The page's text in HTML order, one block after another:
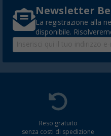
Newsletter
La registrazione alla
disponibile.
Reso gratuito
senza costi di spedizione